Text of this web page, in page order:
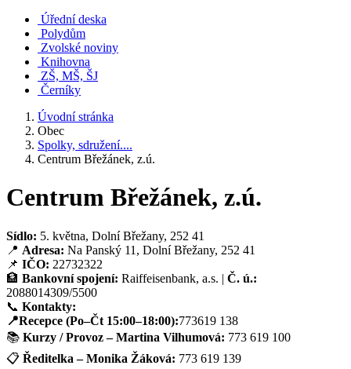
Úřední deska
Polydům
Zvolské noviny
Knihovna
ZŠ, MŠ, ŠJ
Černíky
Úvodní stránka
Obec
Spolky, sdružení....
Centrum Břežánek, z.ú.
Centrum Břežánek, z.ú.
Sídlo: 5. května, Dolní Břežany, 252 41
📍 Adresa: Na Panský 11, Dolní Břežany, 252 41
📌 IČO: 22732322
🏦 Bankovní spojení: Raiffeisenbank, a.s. | Č. ú.:
2088014309/5500
📞 Kontakty:
📍Recepce (Po–Čt 15:00–18:00):773619 138
📚 Kurzy / Provoz – Martina Vilhumová: 773 619 100
📋 Ředitelka – Monika Žáková: 773 619 139